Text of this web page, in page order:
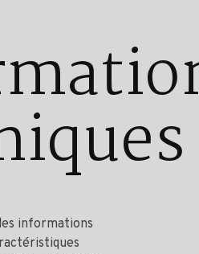
informations